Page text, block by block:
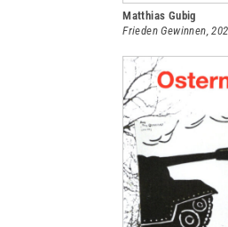
Matthias Gubig
Frieden Gewinnen,